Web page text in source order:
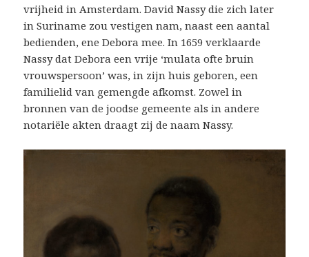
vrijheid in Amsterdam. David Nassy die zich later
in Suriname zou vestigen nam, naast een aantal
bedienden, ene Debora mee. In 1659 verklaarde
Nassy dat Debora een vrije ‘mulata ofte bruin
vrouwspersoon’ was, in zijn huis geboren, een
familielid van gemengde afkomst. Zowel in
bronnen van de joodse gemeente als in andere
notariële akten draagt zij de naam Nassy.